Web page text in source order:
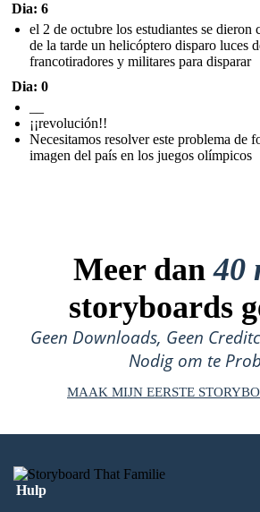
Dia: 6
el 2 de octubre los estudiantes se
de la tarde un helicóptero disparo luces
francotiradores y militares para disparar
Dia: 0
¡¡revolución!!
Necesitamos resolver este problema de
imagen del país en los juegos olímpicos
Meer dan40
storyboards
Geen Downloads, Geen
Nodig om te
MAAK MIJN EERSTE
Hulp